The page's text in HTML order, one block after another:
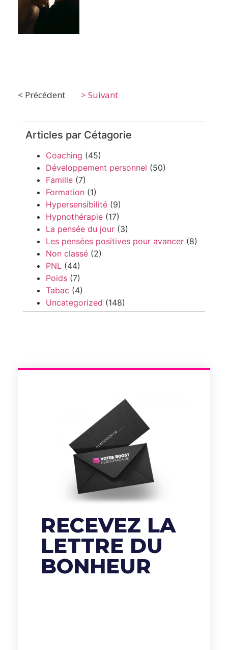
< Précédent > Suivant
Articles par Cétagorie
Coaching (45)
Développement personnel (50)
Famille (7)
Formation (1)
Hypersensibilité (9)
Hypnothérapie (17)
La pensée du jour (3)
Les pensées positives pour avancer (8)
Non classé (2)
PNL (44)
Poids (7)
Tabac (4)
Uncategorized (148)
RECEVEZ LA
LETTRE DU
BONHEUR